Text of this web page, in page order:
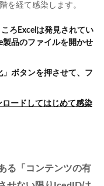
を経て感染します。
ろExcelは発見されてい
製品のファイルを開かせ
ボタンを押させて、フ
ロードしてはじめて感染
る「コンテンツの有